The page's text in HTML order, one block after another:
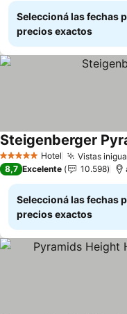
Seleccioná las fechas
precios exactos
5 Estrellas Hotel Vistas
Steigenberger
8,7 Excelente 10.598
Seleccioná las fechas
precios exactos